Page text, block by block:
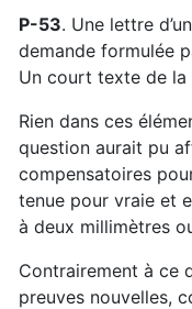
P-53. Une lettre
demande formulée
Un court texte de la
Rien dans ces
question aurait pu
compensatoires
tenue pour vraie et
à deux millimètres
Contrairement à ce
preuves nouvelles,